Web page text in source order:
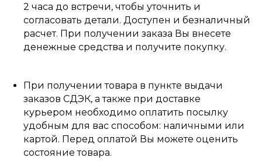
2 часа до встречи, чтобы уточнить и
согласовать детали. Доступен и безналичный
расчет. При получении заказа Вы внесете
денежные средства и получите покупку.
При получении товара в пункте выдачи
заказов СДЭК, а также при доставке
курьером необходимо оплатить посылку
удобным для вас способом: наличными или
картой. Перед оплатой Вы можете оценить
состояние товара.